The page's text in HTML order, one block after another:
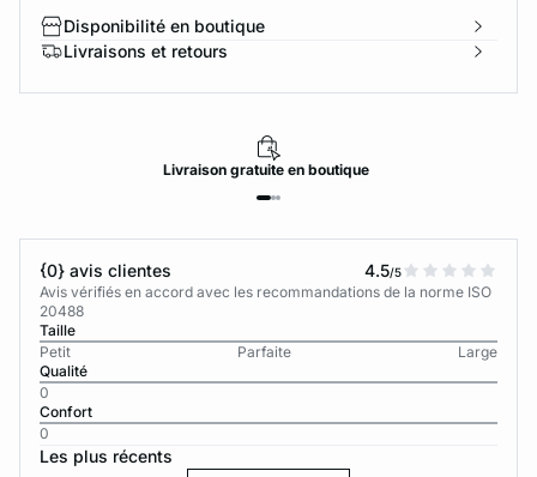
Disponibilité en boutique
Livraisons et retours
Livraisongratuiteen boutique
{0} avis clientes 4.5/5
Avis vérifiés en accord avec les recommandations de la norme ISO
20488
Taille
Petit
Parfaite
Large
Qualité
0
Confort
0
Les plus récents